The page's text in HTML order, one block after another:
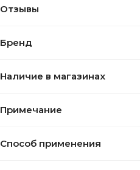
Отзывы
Бренд
Наличие в магазинах
Примечание
Способ применения